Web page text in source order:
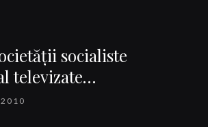
socialiste
televizate…